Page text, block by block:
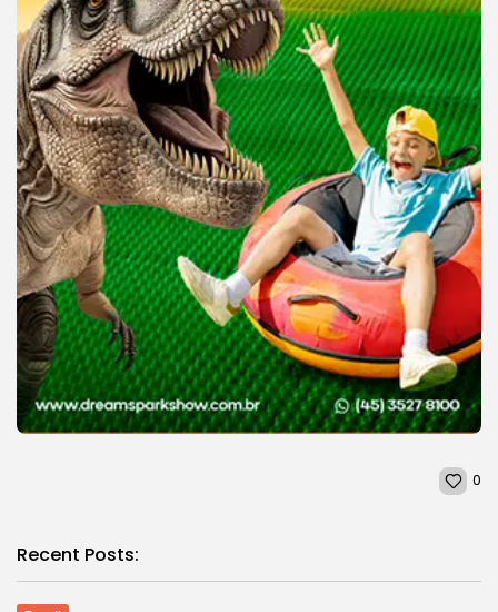
0
Recent Posts: